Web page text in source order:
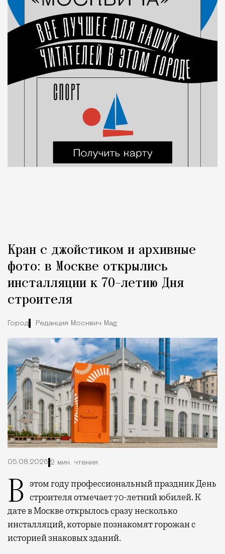
Кран с джойстиком и архивные
фото: в Москве открылись
инсталляции к 70-летию Дня
строителя
Город Редакция Москвич Mag
05.08.2026 2 мин. чтения
В этом году профессиональный праздник День строителя отмечает 70-летний юбилей. К
дате в Москве открылось сразу несколько
инсталляций, которые познакомят горожан с
историей знаковых зданий.